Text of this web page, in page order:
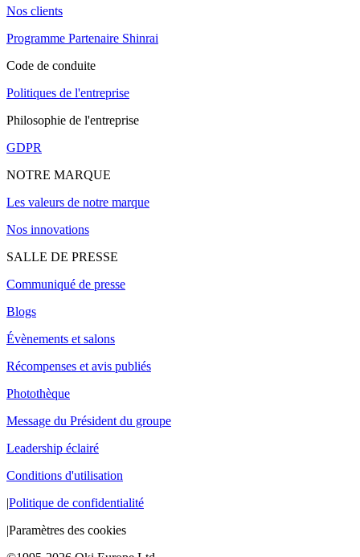
Nos clients
Programme Partenaire Shinrai
Code de conduite
Politiques de l'entreprise
Philosophie de l'entreprise
GDPR
NOTRE MARQUE
Les valeurs de notre marque
Nos innovations
SALLE DE PRESSE
Communiqué de presse
Blogs
Évènements et salons
Récompenses et avis publiés
Photothèque
Message du Président du groupe
Leadership éclairé
Conditions d'utilisation
|Politique de confidentialité
|Paramètres des cookies